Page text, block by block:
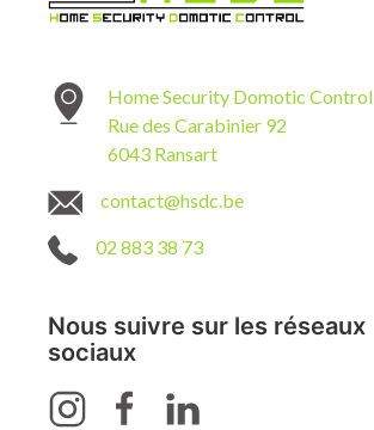
Home Security Domotic Control
Rue des Carabinier 92
6043 Ransart
contact@hsdc.be
02 883 38 73
Nous suivre sur les réseaux
sociaux